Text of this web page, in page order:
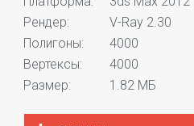
Рендер:
V-Ray 2.30
Полигоны:
4000
Вертексы:
4000
Размер:
1.82 МБ